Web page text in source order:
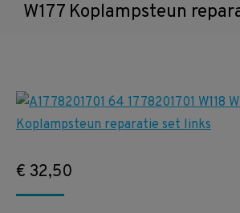
W177 Koplampsteun
€ 32,50